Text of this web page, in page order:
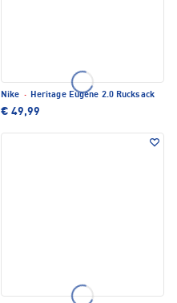
Nike · Heritage Eugene 2.0 Rucksack
€ 49,99